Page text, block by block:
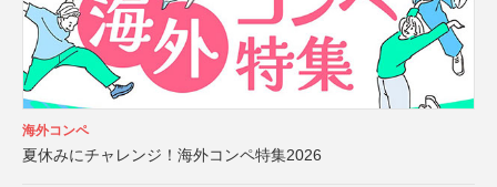
海外コンペ
夏休みにチャレンジ！海外コンペ特集2026